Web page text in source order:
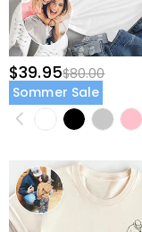
$39.95$80.00
Sommer Sale